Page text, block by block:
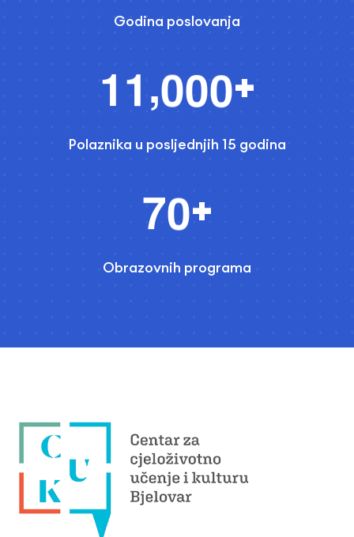
Godina poslovanja
11,000+
Polaznika u posljednjih 15 godina
70+
Obrazovnih programa